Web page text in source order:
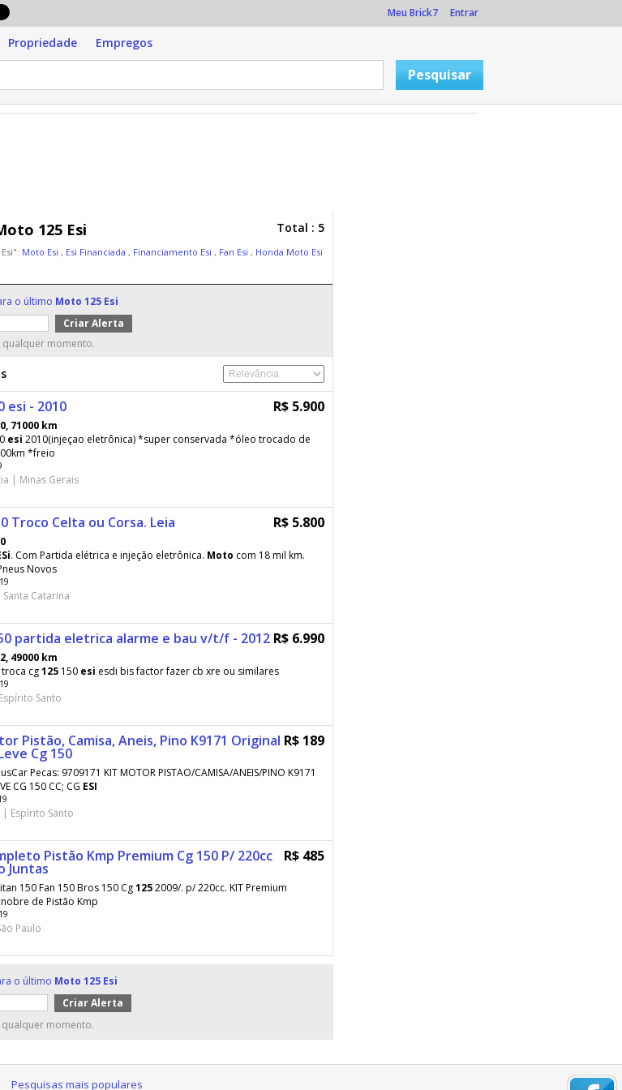
Meu Brick7 Entrar
Propriedade Empregos
125 Esi Total : 5
Moto Esi , Esi Financiada , Financiamento Esi , Fan Esi , Honda Moto Esi
o último Moto 125 Esi
qualquer momento.
esi - 2010 R$ 5.900
71000 km
esi 2010(injeçao eletrônica) *super conservada *óleo trocado de
*freio
| Minas Gerais
Troco Celta ou Corsa. Leia R$ 5.800
. Com Partida elétrica e injeção eletrônica. Moto com 18 mil km.
Novos
Catarina
partida eletrica alarme e bau v/t/f - 2012 R$ 6.990
49000 km
cg125 150 esi esdi bis factor fazer cb xre ou similares
Santo
Pistão, Camisa, Aneis, Pino K9171 Original
Cg 150
R$ 189
Pecas: 9709171 KIT MOTOR PISTAO/CAMISA/ANEIS/PINO K9171
CG 150 CC; CG ESI
| Espírito Santo
Pistão Kmp Premium Cg 150 P/ 220cc
Juntas
R$ 485
150 Fan 150 Bros 150 Cg1252009/. p/ 220cc. KIT Premium
de Pistão Kmp
Paulo
o último Moto 125 Esi
momento.
Pesquisas mais populares